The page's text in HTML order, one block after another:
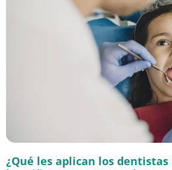
¿Qué les aplican los